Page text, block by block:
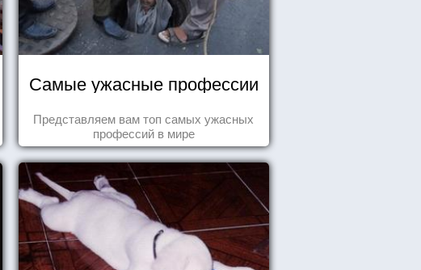
Самые ужасные профессии
Представляем вам топ самых ужасных
профессий в мире